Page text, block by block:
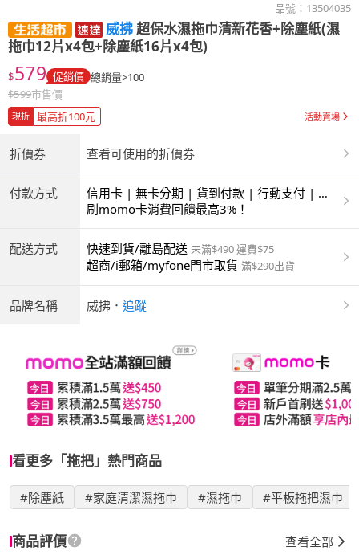
品號： 13504035
威拂超保水濕拖巾清新花香+除塵紙(濕
拖巾12片x4包+除塵紙16片x4包)
$579 促銷價 總銷量>100
$599市售價
現折 最高折100元 活動賣場
折價券 查看可使用的折價券
付款方式
信用卡 | 無卡分期 | 貨到付款 | 行動支付 | 超
商付款 | ATM | 銀聯卡
刷momo卡消費回饋最高3%！
配送方式 快速到貨/離島配送 未滿$490 運費$75
超商/i郵箱/myfone門市取貨 滿$290出貨
品牌名稱 威拂 ． 追蹤
看更多「拖把」熱門商品
#除塵紙 #家庭清潔濕拖巾 #濕拖巾 #平板拖把濕巾
商品評價 查看全部